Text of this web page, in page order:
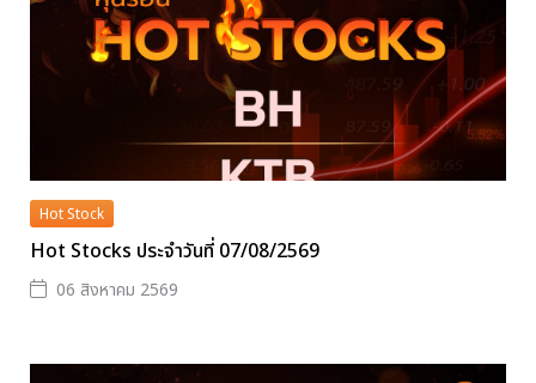
Hot Stock
Hot Stocks ประจำวันที่ 07/08/2569
06 สิงหาคม 2569